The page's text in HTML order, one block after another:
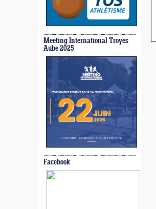
Meeting International Troyes
Aube 2025
Facebook